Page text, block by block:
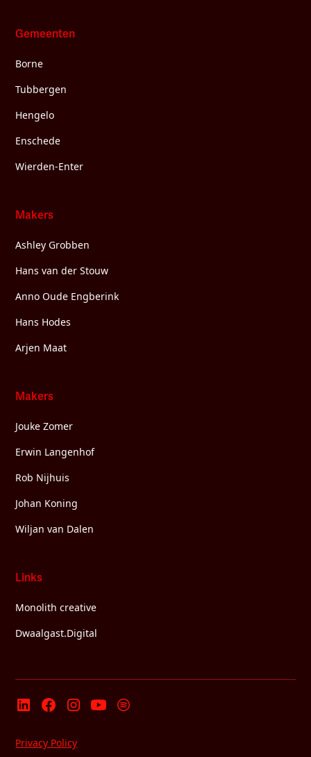
Gemeenten
Borne
Tubbergen
Hengelo
Enschede
Wierden-Enter
Makers
Ashley Grobben
Hans van der Stouw
Anno Oude Engberink
Hans Hodes
Arjen Maat
Makers
Jouke Zomer
Erwin Langenhof
Rob Nijhuis
Johan Koning
Wiljan van Dalen
Links
Monolith creative
Dwaalgast.Digital
Privacy Policy